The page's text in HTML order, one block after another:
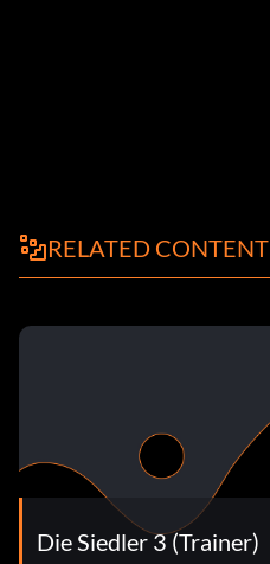
RELATED CONTENT
Die Siedler 3 (Trainer)